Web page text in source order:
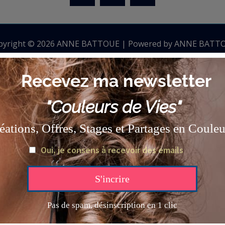
© 2026 ANNE BATTOUE | Powered by ANNE